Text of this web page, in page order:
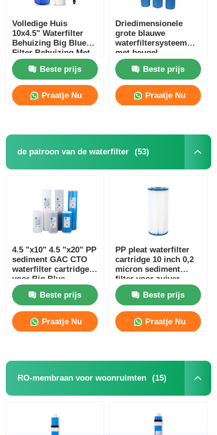
Volledige Huis
10x4.5" Waterfilter
Behuizing Big Blue
Filter Behuizing Met
Sleutel En Beugel
Beste prijs
Praatje Nu
Driedimensionele
grote blauwe
waterfiltersysteem
met beugel
Beste prijs
Praatje Nu
de patroon van de waterfilter (53)
4.5 "x10" 4.5 "x20" PP
sediment GAC CTO
waterfilter cartridge
voor Big Blue
Housing
Beste prijs
Praatje Nu
PP pleat waterfilter
cartridge 10 inch 0,2
micron sediment
filter voor zuiver
water proces
Beste prijs
Praatje Nu
RO-membraan voor woonruimten (15)